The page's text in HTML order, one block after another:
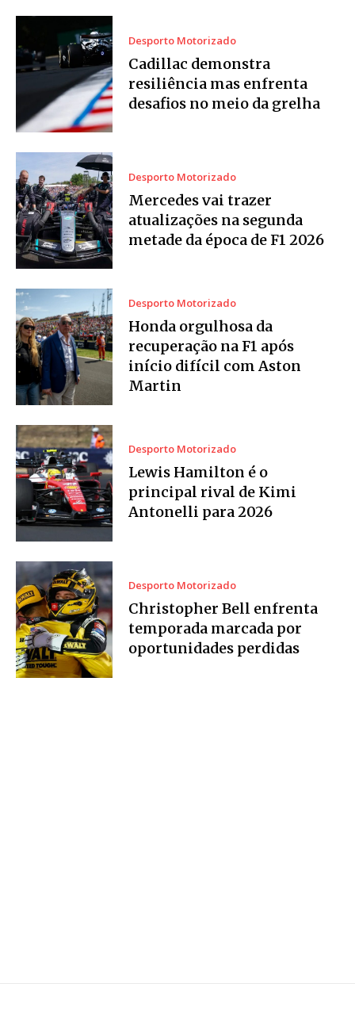
Desporto Motorizado
Cadillac demonstra
resiliência mas enfrenta
desafios no meio da grelha
Desporto Motorizado
Mercedes vai trazer
atualizações na segunda
metade da época de F1 2026
Desporto Motorizado
Honda orgulhosa da
recuperação na F1 após
início difícil com Aston
Martin
Desporto Motorizado
Lewis Hamilton é o
principal rival de Kimi
Antonelli para 2026
Desporto Motorizado
Christopher Bell enfrenta
temporada marcada por
oportunidades perdidas